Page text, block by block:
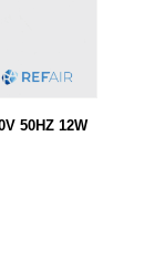
50HZ 12W